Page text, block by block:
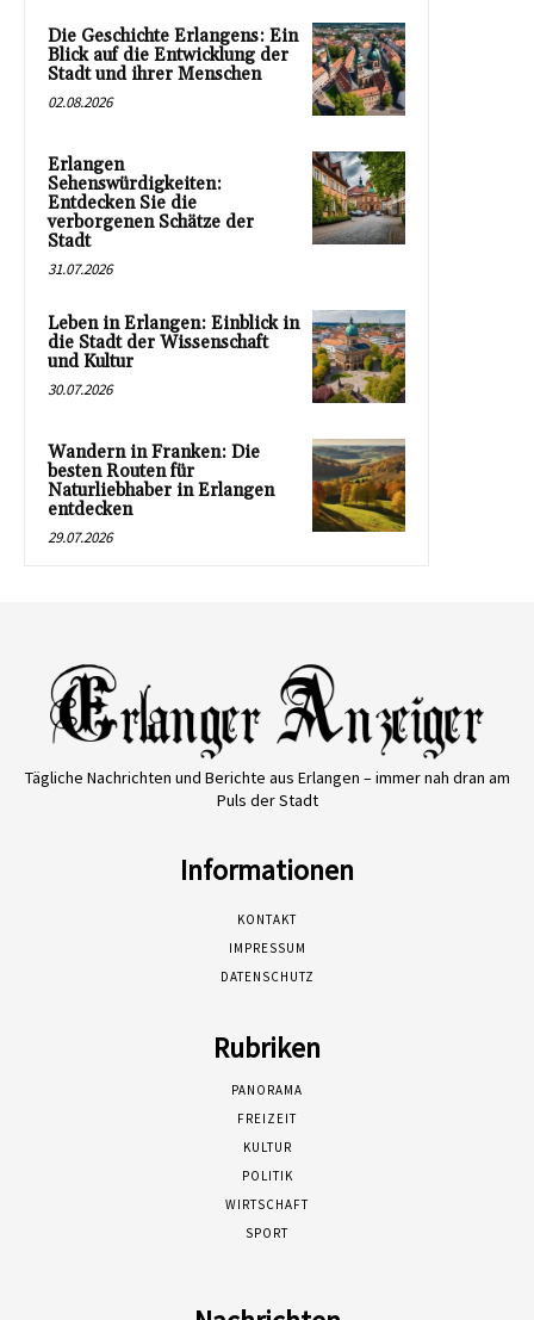
Die Geschichte Erlangens: Ein
Blick auf die Entwicklung der
Stadt und ihrer Menschen
02.08.2026
Erlangen
Sehenswürdigkeiten:
Entdecken Sie die
verborgenen Schätze der
Stadt
31.07.2026
Leben in Erlangen: Einblick in
die Stadt der Wissenschaft
und Kultur
30.07.2026
Wandern in Franken: Die
besten Routen für
Naturliebhaber in Erlangen
entdecken
29.07.2026
Tägliche Nachrichten und Berichte aus Erlangen – immer nah dran am
Puls der Stadt
Informationen
KONTAKT
IMPRESSUM
DATENSCHUTZ
Rubriken
PANORAMA
FREIZEIT
KULTUR
POLITIK
WIRTSCHAFT
SPORT